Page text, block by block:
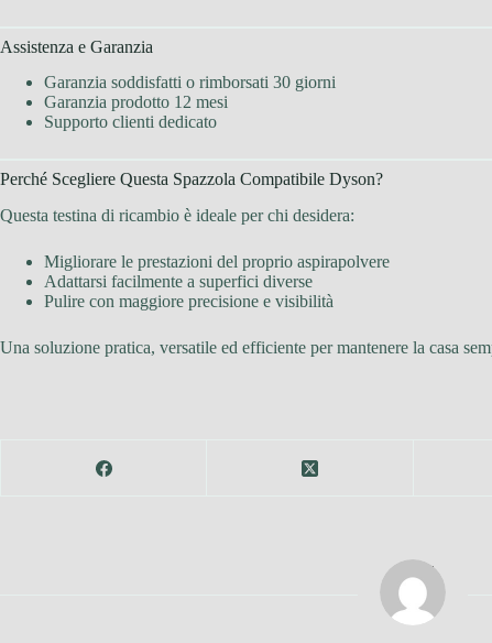
Assistenza e Garanzia
Garanzia soddisfatti o rimborsati 30 giorni
Garanzia prodotto 12 mesi
Supporto clienti dedicato
Perché Scegliere Questa Spazzola Compatibile Dyson?
Questa testina di ricambio è ideale per chi desidera:
Migliorare le prestazioni del proprio aspirapolvere
Adattarsi facilmente a superfici diverse
Pulire con maggiore precisione e visibilità
Una soluzione pratica, versatile ed efficiente per mantenere la casa